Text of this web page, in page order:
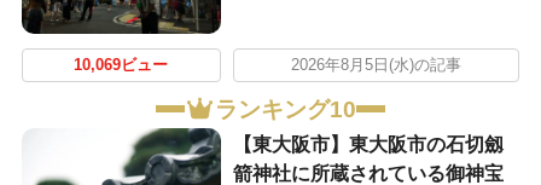
10,069ビュー 2026年8月5日(水)の記事
ランキング10
【東大阪市】東大阪市の石切劔
箭神社に所蔵されている御神宝